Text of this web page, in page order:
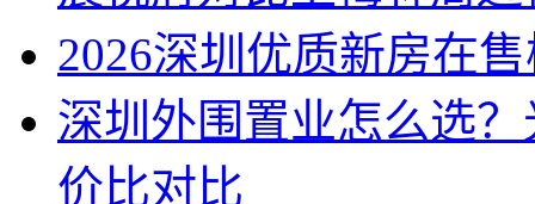
2026深圳优质新房在
深圳外围置业怎么选
价比对比